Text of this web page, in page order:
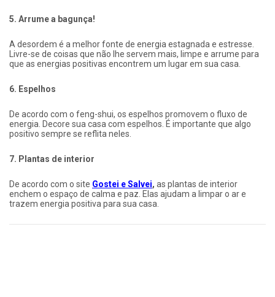
5. Arrume a bagunça!
A desordem é a melhor fonte de energia estagnada e estresse.
Livre-se de coisas que não lhe servem mais, limpe e arrume para
que as energias positivas encontrem um lugar em sua casa.
6. Espelhos
De acordo com o feng-shui, os espelhos promovem o fluxo de
energia. Decore sua casa com espelhos. É importante que algo
positivo sempre se reflita neles.
7. Plantas de interior
De acordo com o site Gostei e Salvei, as plantas de interior
enchem o espaço de calma e paz. Elas ajudam a limpar o ar e
trazem energia positiva para sua casa.